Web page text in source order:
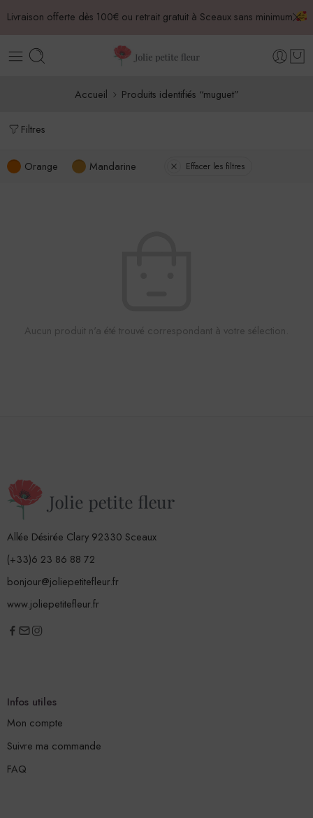
Livraison offerte dès 100€ ou retrait gratuit à Sceaux sans minimum
Accueil Produits identifiés “muguet”
Filtres
Orange Mandarine Effacer les filtres
Aucun produit n'a été trouvé correspondant à votre sélection.
Allée Désirée Clary 92330 Sceaux
(+33)6 23 86 88 72
bonjour@joliepetitefleur.fr
www.joliepetitefleur.fr
Infos utiles
Mon compte
Suivre ma commande
FAQ